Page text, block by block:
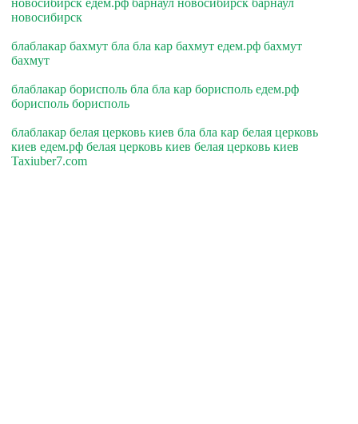
новосибирск
блаблакар бахмут бла бла кар бахмут едем.рф бахмут
бахмут
блаблакар борисполь бла бла кар борисполь едем.рф
борисполь борисполь
блаблакар белая церковь киев бла бла кар белая церковь
киев едем.рф белая церковь киев белая церковь киев
Taxiuber7.com